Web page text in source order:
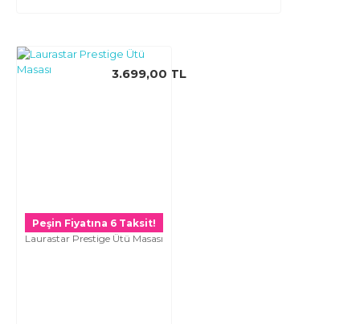
3.699,00 TL
Peşin Fiyatına 6 Taksit!
Laurastar Prestige Ütü Masası